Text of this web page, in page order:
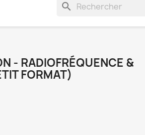
search
- RADIOFRÉQUENCE &
FORMAT)